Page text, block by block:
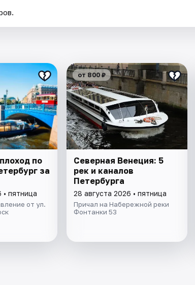
по
за
• пятница
от ул.
от 800 ₽
Северная Венеция: 5
рек и каналов
Петербурга
28 августа 2026 • пятница
Причал на Набережной реки
Фонтанки 53